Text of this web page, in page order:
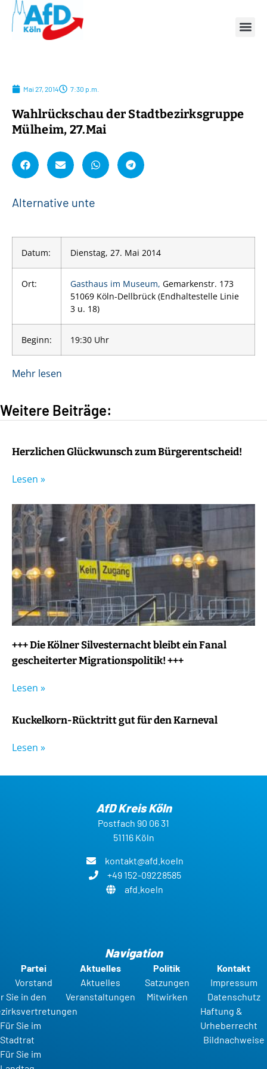
Mai 27, 2014 7:30 p.m.
Wahlrückschau der Stadtbezirksgruppe
Mülheim, 27.Mai
Alternative unte
Datum: Dienstag, 27. Mai 2014
Ort: Gasthaus im Museum, Gemarkenstr. 173
51069 Köln-Dellbrück (Endhaltestelle Linie
3 u. 18)
Beginn: 19:30 Uhr
Mehr lesen
Weitere Beiträge:
Herzlichen Glückwunsch zum Bürgerentscheid!
Lesen »
+++ Die Kölner Silvesternacht bleibt ein Fanal
gescheiterter Migrationspolitik! +++
Lesen »
Kuckelkorn-Rücktritt gut für den Karneval
Lesen »
AfD Kreis Köln
Postfach 90 06 31
51116 Köln
kontakt@afd.koeln
+49 152-09228585
afd.koeln
Navigation
Partei
Vorstand
Sie in den
Für Sie im
Stadtrat
Für Sie im
Aktuelles
Aktuelles
Veranstaltungen
Politik
Satzungen
Mitwirken
Kontakt
Impressum
Datenschutz
Haftung &
Urheberrecht
Bildnachweise